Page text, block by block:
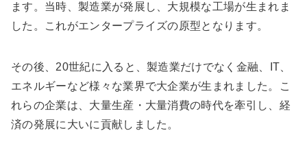
ます。当時、製造業が発展し、大規模な工場が生まれま
した。これがエンタープライズの原型となります。
その後、20世紀に入ると、製造業だけでなく金融、IT、
エネルギーなど様々な業界で大企業が生まれました。こ
れらの企業は、大量生産・大量消費の時代を牽引し、経
済の発展に大いに貢献しました。